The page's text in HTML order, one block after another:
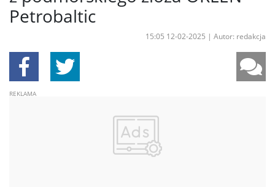
Petrobaltic
15:05 12-02-2025 | Autor: redakcja